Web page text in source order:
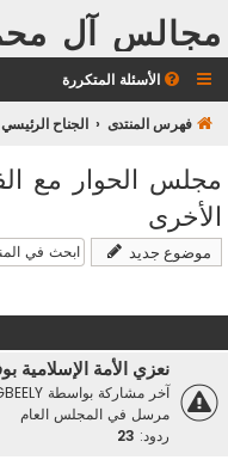
مجالس آل
الأسئلة المتكررة
فهرس المنتدى الجناح الرئيسي
مجلس الحوار مع
الأخرى
موضوع جديد
نعزي الأمة الإسلامية
آخر مشاركة بواسطة
مرسل في المجلس العام
ردود: 23